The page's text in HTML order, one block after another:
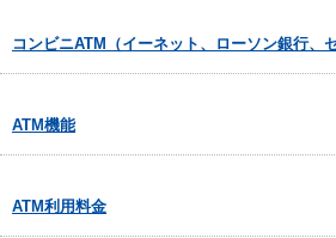
コンビニATM（イーネット、ローソン銀行、
ATM機能
ATM利用料金